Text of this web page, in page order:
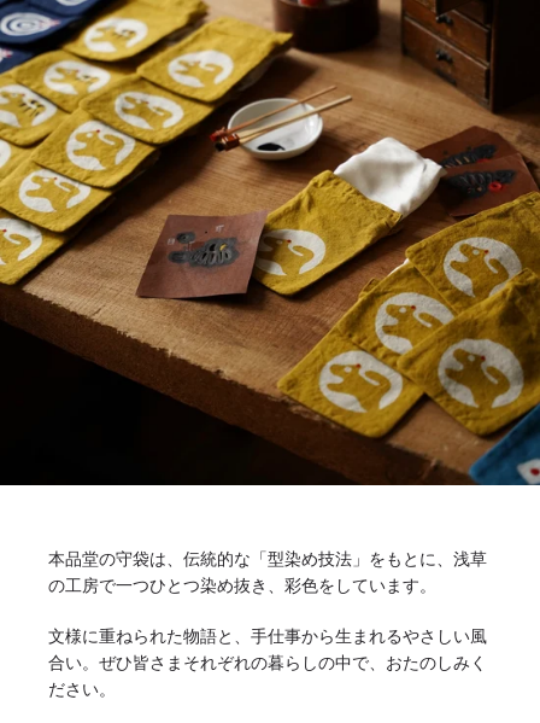
本品堂の守袋は、伝統的な「型染め技法」をもとに、浅草
の工房で一つひとつ染め抜き、彩色をしています。
文様に重ねられた物語と、手仕事から生まれるやさしい風
合い。ぜひ皆さまそれぞれの暮らしの中で、おたのしみく
ださい。